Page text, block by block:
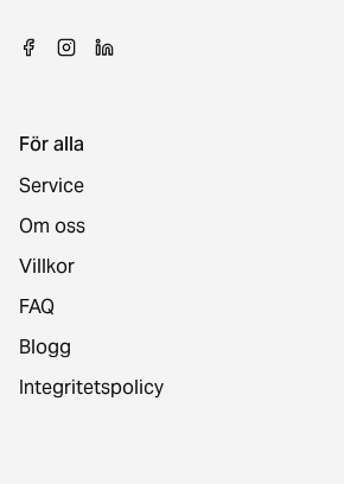
För alla
Service
Om oss
Villkor
FAQ
Blogg
Integritetspolicy